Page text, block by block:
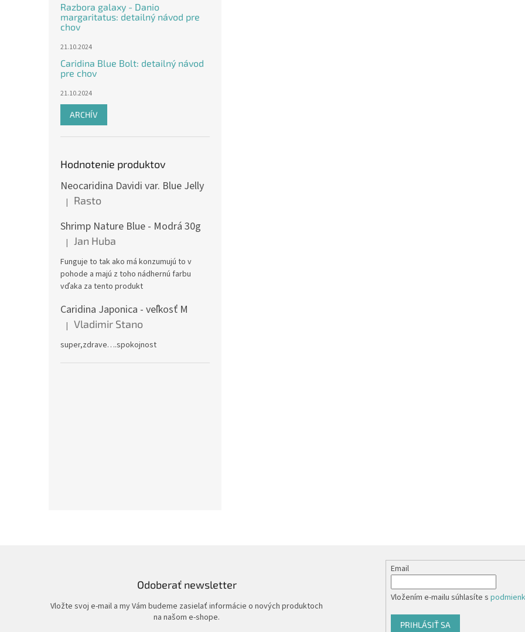
Razbora galaxy - Danio
margaritatus: detailný návod pre
chov
21.10.2024
Caridina Blue Bolt: detailný návod
pre chov
21.10.2024
ARCHÍV
Hodnotenie produktov
Neocaridina Davidi var. Blue Jelly
Hodnotenie produktu je 5 z 5 hviezdičiek.
| Rasto
Shrimp Nature Blue - Modrá 30g
Hodnotenie produktu je 5 z 5 hviezdičiek.
| Jan Huba
Funguje to tak ako má konzumujú to v
pohode a majú z toho nádhernú farbu
vďaka za tento produkt
Caridina Japonica - veľkosť M
Hodnotenie produktu je 5 z 5 hviezdičiek.
| Vladimir Stano
super,zdrave….spokojnost
Odoberať newsletter
Vložte svoj e-mail a my Vám budeme zasielať informácie o nových produktoch
na našom e-shope.
Email
Vložením e-mailu súhlasíte s
PRIHLÁSIŤ SA